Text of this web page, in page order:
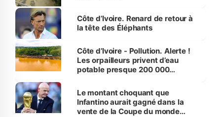
Côte d’Ivoire. Renard de retour à
la tête des Éléphants
Côte d’Ivoire - Pollution. Alerte !
Les orpailleurs privent d’eau
potable presque 200 000
Le montant choquant que
Infantino aurait gagné dans la
vente de la Coupe du monde